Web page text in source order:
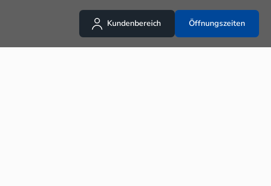
Kundenbereich Öffnungszeiten